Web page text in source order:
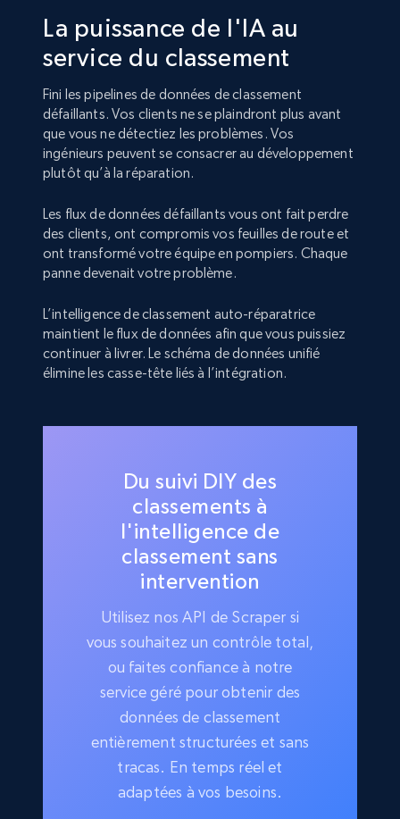
La puissance de l'IA au
service du classement
Fini les pipelines de données de classement
défaillants. Vos clients ne se plaindront plus avant
que vous ne détectiez les problèmes. Vos
ingénieurs peuvent se consacrer au développement
plutôt qu’à la réparation.
Les flux de données défaillants vous ont fait perdre
des clients, ont compromis vos feuilles de route et
ont transformé votre équipe en pompiers. Chaque
panne devenait votre problème.
L’intelligence de classement auto-réparatrice
maintient le flux de données afin que vous puissiez
continuer à livrer. Le schéma de données unifié
élimine les casse-tête liés à l’intégration.
Du suivi DIY des
classements à
l'intelligence de
classement sans
intervention
Utilisez nos API de Scraper si
vous souhaitez un contrôle total,
ou faites confiance à notre
service géré pour obtenir des
données de classement
entièrement structurées et sans
tracas. En temps réel et
adaptées à vos besoins.